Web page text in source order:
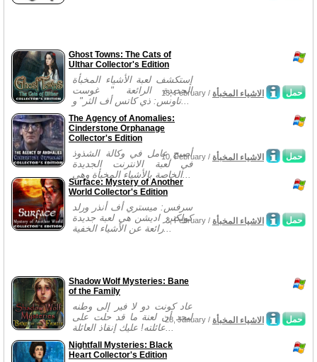
Ghost Towns: The Cats of
Ulthar Collector's Edition
إستكشف لعبة الأشياء المخبأة
الجديدة الرائعة " غوست
تاونس: ذي كاتس أف الثر" و...
حمل 13, February / الاشياء المخبأة
The Agency of Anomalies:
Cinderstone Orphanage
Collector's Edition
أصبح عامل في وكالة الشذوذ
في لعبة الانترنت الجديدة
الخاصة بالأشياء المخبأة وهي...
حمل 10, February / الاشياء المخبأة
Surface: Mystery of Another
World Collector's Edition
سرفس: ميستري أف أنذر ورلد
كولكترز اديشن هي لعبة جديدة
رائعة عن الأشياء الخفية...
حمل 3, February / الاشياء المخبأة
Shadow Wolf Mysteries: Bane
of the Family
عاد كونت دو لا فير إلى وطنه
ليجد أن لعنة ما قد حلت على
عائلته! عليك إنقاذ العائلة...
حمل 28, January / الاشياء المخبأة
Nightfall Mysteries: Black
Heart Collector's Edition